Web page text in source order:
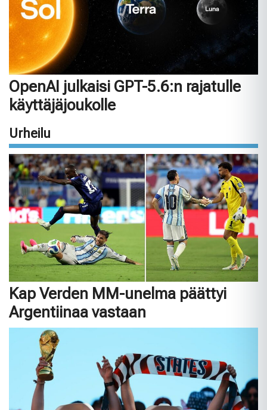
OpenAI julkaisi GPT-5.6:n rajatulle
käyttäjäjoukolle
Urheilu
Kap Verden MM-unelma päättyi
Argentiinaa vastaan